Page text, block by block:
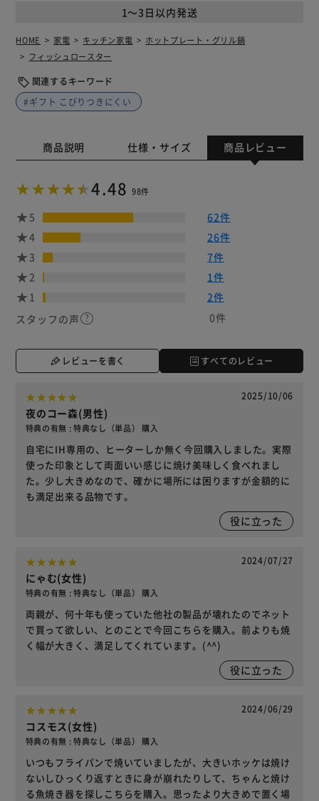
1～3日以内発送
HOME 家電 キッチン家電
ホットプレート・グリル鍋
フィッシュロースター
関連するキーワード
#ギフト こびりつきにくい
商品説明 仕様・サイズ 商品レビュー
4.48 98件
5
62件
4
26件
3
7件
2
1件
1
2件
スタッフの声
0件
レビューを書く すべてのレビュー
2025/10/06
夜のコー森(男性)
特典の有無 : 特典なし（単品） 購入
自宅にIH専用の、ヒーターしか無く今回購入しました。実際
使った印象として両面いい感じに焼け美味しく食べれまし
た。少し大きめなので、確かに場所には困りますが金額的に
も満足出来る品物です。
役に立った
2024/07/27
にゃむ(女性)
特典の有無 : 特典なし（単品） 購入
両親が、何十年も使っていた他社の製品が壊れたのでネット
で買って欲しい、とのことで今回こちらを購入。前よりも焼
く幅が大きく、満足してくれています。(^^)
役に立った
2024/06/29
コスモス(女性)
特典の有無 : 特典なし（単品） 購入
いつもフライパンで焼いていましたが、大きいホッケは焼け
ないしひっくり返すときに身が崩れたりして、ちゃんと焼け
る魚焼き器を探しこちらを購入。思ったより大きめで置く場